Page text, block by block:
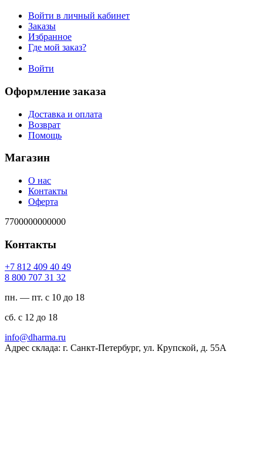
Войти в личный кабинет
Заказы
Избранное
Где мой заказ?
Войти
Оформление заказа
Доставка и оплата
Возврат
Помощь
Магазин
О нас
Контакты
Оферта
7700000000000
Контакты
94 04 904 218 7+
23 13 707 008 8
пн. — пт. с 10 до 18
сб. с 12 до 18
ur.amrahd@ofni
Адрес склада: г. Санкт-Петербург, ул. Крупской, д. 55А